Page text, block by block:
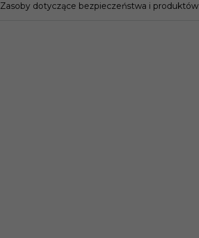
Zasoby dotyczące bezpieczeństwa i produktów